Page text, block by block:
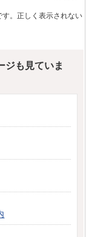
。正しく表示されない
ジも見ていま